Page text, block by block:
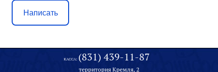
Написать
КАССА: (831) 439-11-87
территория Кремля, 2